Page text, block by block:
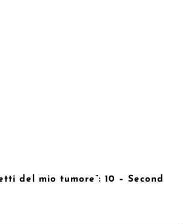
del mio tumore”: 10 – Second